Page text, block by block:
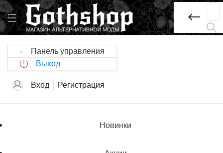
Панель управления
Выход
Вход Регистрация
Новинки